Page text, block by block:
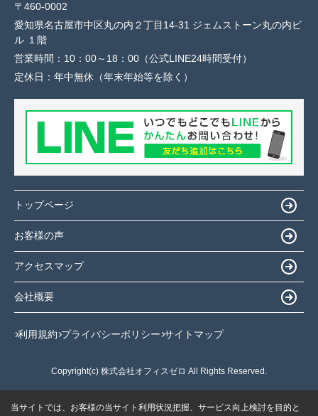
〒460-0002
愛知県名古屋市中区丸の内２丁目14-31 ジェムストーン丸の内ビ
ル １階
営業時間： 10：00～18：00（公式LINE24時間受付）
定休日： 年中無休（年末年始等を除く）
トップページ
お客様の声
アクセスマップ
会社概要
利用規約 プライバシーポリシー サイトマップ
Copyright(c) 株式会社オフィスゼロ All Rights Reserved.
当サイトでは、お客様の当サイト利用状況把握、サービス向上検討を目的と